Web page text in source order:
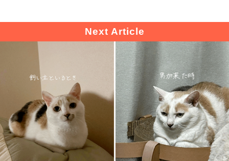
ねこ部をフォロー
アプリをダウンロードする